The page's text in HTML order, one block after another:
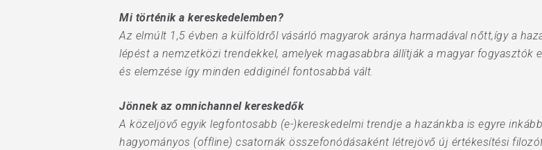
Mi történik a kereskedelemben?
Az elmúlt 1,5 évben a külföldről vásárló magyarok aránya harmadával nőtt,így a
lépést a nemzetközi trendekkel, amelyek magasabbra állítják a magyar fogyasztók
és elemzése így minden eddiginél fontosabbá vált.
Jönnek az omnichannel kereskedők
A közeljövő egyik legfontosabb (e-)kereskedelmi trendje a hazánkba is egyre
hagyományos (offline) csatornák összefonódásaként létrejövő új értékesítési